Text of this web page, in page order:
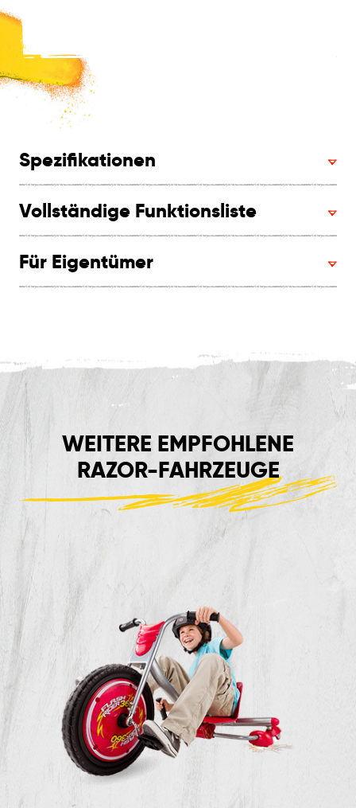
Spezifikationen
Vollständige Funktionsliste
Für Eigentümer
WEITERE EMPFOHLENE
RAZOR-FAHRZEUGE